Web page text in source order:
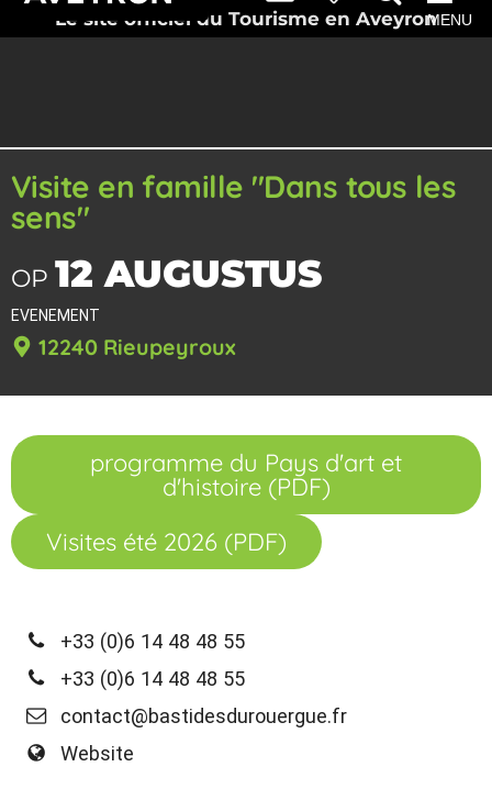
Le site officiel du Tourisme en AveyronMENU
Visite en famille "Dans tous les
sens"
OP 12 AUGUSTUS
EVENEMENT
12240 Rieupeyroux
programme du Pays d'art et
d'histoire (PDF)
Visites été 2026 (PDF)
+33 (0)6 14 48 48 55
+33 (0)6 14 48 48 55
contact@bastidesdurouergue.fr
Website